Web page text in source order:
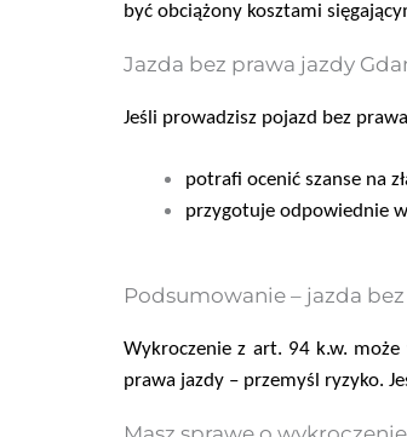
być obciążony kosztami
Jazda bez prawa jazdy
Jeśli prowadzisz pojazd bez
potrafi ocenić szanse na
przygotuje odpowiednie
Podsumowanie – jazda
Wykroczenie z art. 94 k.w. może
prawa jazdy – przemyśl ryzyko.